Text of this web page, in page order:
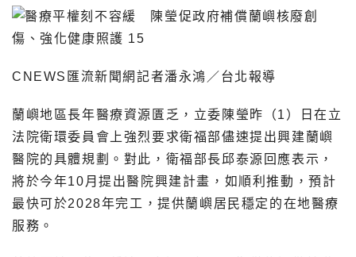
CNEWS匯流新聞網記者潘永鴻／台北報導
蘭嶼地區長年醫療資源匱乏，立委陳瑩昨（1）日在立
法院衛環委員會上強烈要求衛福部儘速提出興建蘭嶼
醫院的具體規劃。對此，衛福部長邱泰源回應表示，
將於今年10月提出醫院興建計畫，如順利推動，預計
最快可於2028年完工，提供蘭嶼居民穩定的在地醫療
服務。